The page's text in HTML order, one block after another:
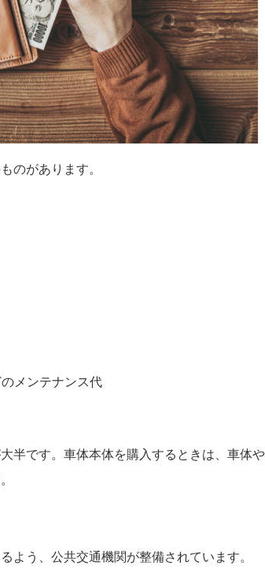
のがあります。
メンテナンス代
半です。車体本体を購入するときは、車体
よう、公共交通機関が整備されています。